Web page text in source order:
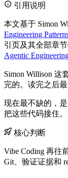
引用说明
本文基于 Simon
Engineering
引页及其全部章
Agentic
Simon Willison 这
完的。读完之后
现在最不缺的，
把这些代码接住。
核心判断
Vibe Coding 再往
Git、验证证据和